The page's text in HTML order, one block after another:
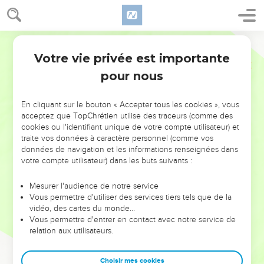
NE MANQUEZ PAS L’ÉVÉNEMENT
DE L’ANNÉE !
ET SI LEURS ERREURS POUVAIENT VOUS ÉVITER LES
VOTRES ?
leur foi ou leur vision. Mais on voit moins les doutes, les erreurs
et les saisons difficiles qu'ils ont traversés, alors même que ce
sont elles qui les ont façonnés.
Dans cette conférence, leaders, entrepreneurs, et responsables
clés pour avancer avec plus de sagesse afin que leurs erreurs
Votre vie privée est importante
pour nous
En cliquant sur le bouton « Accepter tous les cookies », vous
acceptez que TopChrétien utilise des traceurs (comme des
cookies ou l'identifiant unique de votre compte utilisateur) et
traite vos données à caractère personnel (comme vos
données de navigation et les informations renseignées dans
votre compte utilisateur) dans les buts suivants :
Mesurer l'audience de notre service
Vous permettre d'utiliser des services tiers tels que de la
vidéo, des cartes du monde…
Vous permettre d'entrer en contact avec notre service de
relation aux utilisateurs.
Choisir mes cookies